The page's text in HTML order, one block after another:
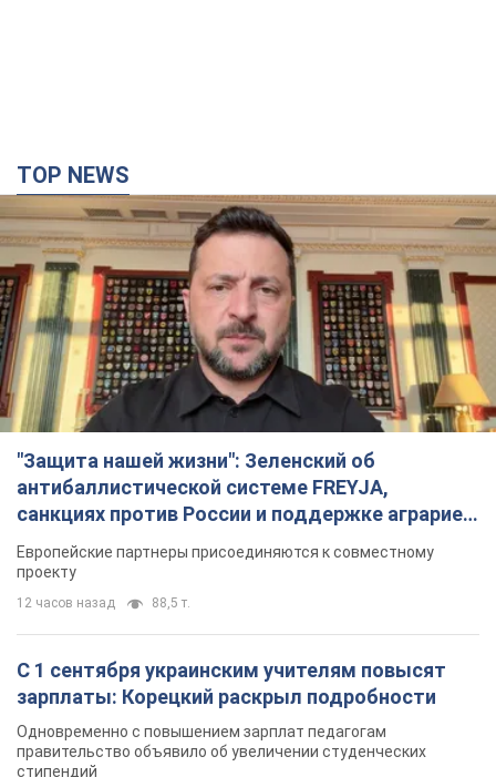
"Защита нашей жизни": Зеленский об
антибаллистической системе FREYJA,
санкциях против России и поддержке аграриев.
Видео
Европейские партнеры присоединяются к совместному
проекту
12 часов назад 88,5 т.
С 1 сентября украинским учителям повысят
зарплаты: Корецкий раскрыл подробности
Одновременно с повышением зарплат педагогам
правительство объявило об увеличении студенческих
стипендий
7 часов назад
просьбу Зеленского о передаче Украине ракет
для Patriot
Американские запасы отдельных видов боеприпасов
ограничены